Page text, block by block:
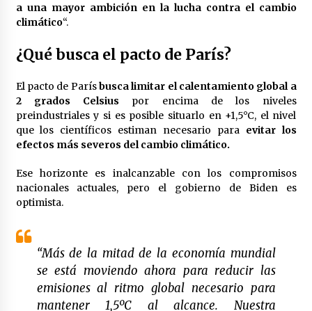
a una mayor ambición en la lucha contra el cambio
climático“.
¿Qué busca el pacto de París?
El pacto de Parísbusca limitar el calentamiento global a
2 grados Celsius por encima de los niveles
preindustriales y si es posible situarlo en +1,5°C, el nivel
que los científicos estiman necesario para evitar los
efectos más severos del cambio climático.
Ese horizonte es inalcanzable con los compromisos
nacionales actuales, pero el gobierno de Biden es
optimista.
“Más de la mitad de la economía mundial
se está moviendo ahora para reducir las
emisiones al ritmo global necesario para
mantener 1,5ºC al alcance. Nuestra